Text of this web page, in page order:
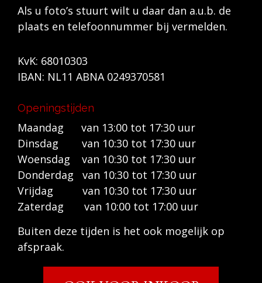
Als u foto’s stuurt wilt u daar dan a.u.b. de
plaats en telefoonnummer bij vermelden.
KvK: 68010303
IBAN: NL11 ABNA 0249370581
Openingstijden
Maandag van 13:00 tot 17:30 uur
Dinsdag van 10:30 tot 17:30 uur
Woensdag van 10:30 tot 17:30 uur
Donderdag van 10:30 tot 17:30 uur
Vrijdag van 10:30 tot 17:30 uur
Zaterdag van 10:00 tot 17:00 uur
Buiten deze tijden is het ook mogelijk op
afspraak.